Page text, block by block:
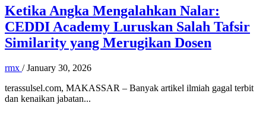
Ketika Angka Mengalahkan Nalar:
CEDDI Academy Luruskan Salah Tafsir
Similarity yang Merugikan Dosen
rmx / January 30, 2026
terassulsel.com, MAKASSAR – Banyak artikel ilmiah gagal terbit
dan kenaikan jabatan...